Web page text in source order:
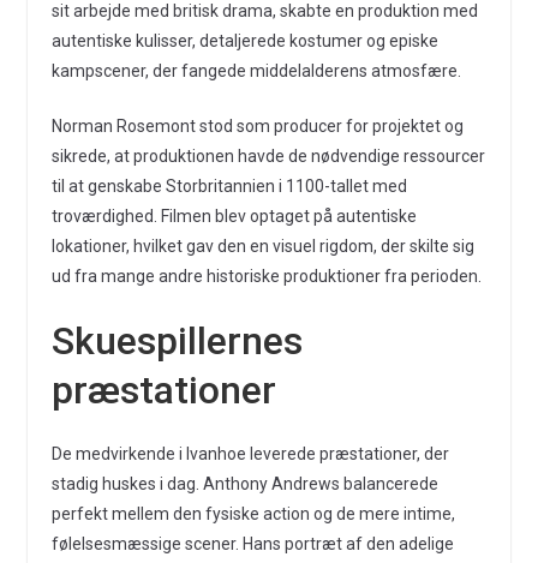
sit arbejde med britisk drama, skabte en produktion med
autentiske kulisser, detaljerede kostumer og episke
kampscener, der fangede middelalderens atmosfære.
Norman Rosemont stod som producer for projektet og
sikrede, at produktionen havde de nødvendige ressourcer
til at genskabe Storbritannien i 1100-tallet med
troværdighed. Filmen blev optaget på autentiske
lokationer, hvilket gav den en visuel rigdom, der skilte sig
ud fra mange andre historiske produktioner fra perioden.
Skuespillernes
præstationer
De medvirkende i Ivanhoe leverede præstationer, der
stadig huskes i dag. Anthony Andrews balancerede
perfekt mellem den fysiske action og de mere intime,
følelsesmæssige scener. Hans portræt af den adelige